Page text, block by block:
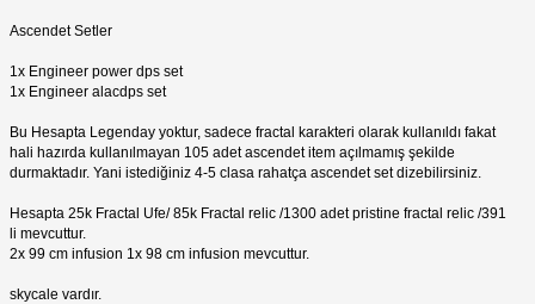
Ascendet Setler
1x Engineer power dps set
1x Engineer alacdps set
Bu Hesapta Legenday yoktur, sadece fractal karakteri olarak kullanıldı fakat
hali hazırda kullanılmayan 105 adet ascendet item açılmamış şekilde
durmaktadır. Yani istediğiniz 4-5 clasa rahatça ascendet set dizebilirsiniz.
Hesapta 25k Fractal Ufe/ 85k Fractal relic /1300 adet pristine fractal relic /391
li mevcuttur.
2x 99 cm infusion 1x 98 cm infusion mevcuttur.
skycale vardır.